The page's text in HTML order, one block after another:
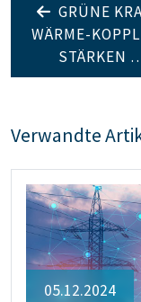
GRÜNE
WÄRME-
STÄRKEN
Verwandte
05.12.2024